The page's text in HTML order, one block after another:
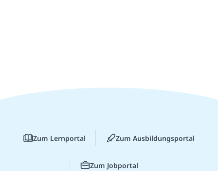
Zum Lernportal Zum Ausbildungsportal
Zum Jobportal